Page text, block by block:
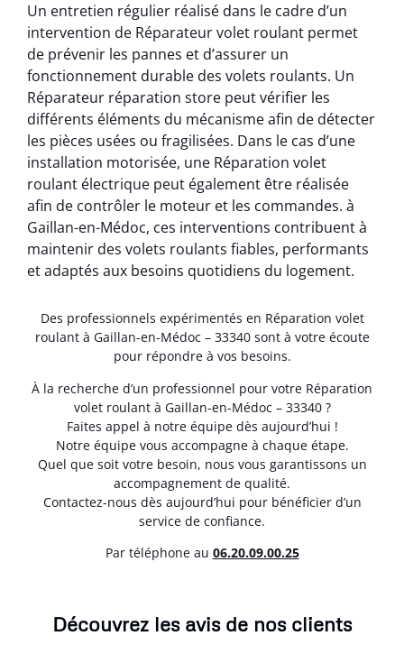
Un entretien régulier réalisé dans le cadre d’un
intervention de Réparateur volet roulant permet
de prévenir les pannes et d’assurer un
fonctionnement durable des volets roulants. Un
Réparateur réparation store peut vérifier les
différents éléments du mécanisme afin de détecter
les pièces usées ou fragilisées. Dans le cas d’une
installation motorisée, une Réparation volet
roulant électrique peut également être réalisée
afin de contrôler le moteur et les commandes. à
Gaillan-en-Médoc, ces interventions contribuent à
maintenir des volets roulants fiables, performants
et adaptés aux besoins quotidiens du logement.
Des professionnels expérimentés en Réparation volet
roulant à Gaillan-en-Médoc – 33340 sont à votre écoute
pour répondre à vos besoins.
À la recherche d’un professionnel pour votre Réparation
volet roulant à Gaillan-en-Médoc – 33340 ?
Faites appel à notre équipe dès aujourd’hui !
Notre équipe vous accompagne à chaque étape.
Quel que soit votre besoin, nous vous garantissons un
accompagnement de qualité.
Contactez-nous dès aujourd’hui pour bénéficier d’un
service de confiance.
Par téléphone au 06.20.09.00.25
Découvrez les avis de nos clients